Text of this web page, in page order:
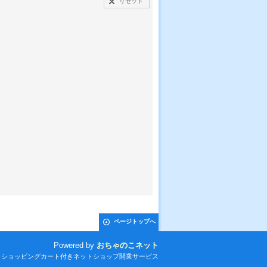
ページトップへ
Powered by おちゃのこネット
ョッピングカート付きネットショップ開業サービス